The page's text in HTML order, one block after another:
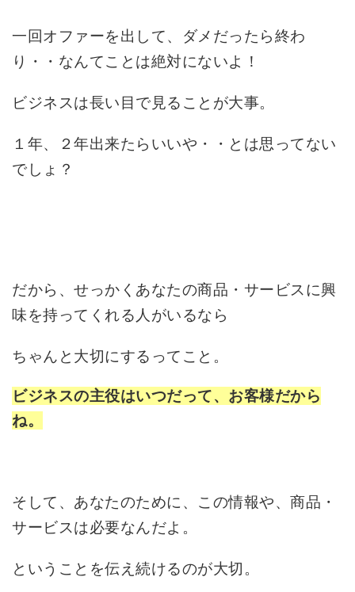
一回オファーを出して、ダメだったら終わ
り・・なんてことは絶対にないよ！
ビジネスは長い目で見ることが大事。
１年、２年出来たらいいや・・とは思ってない
でしょ？
だから、せっかくあなたの商品・サービスに興
味を持ってくれる人がいるなら
ちゃんと大切にするってこと。
ビジネスの主役はいつだって、お客様だから
ね。
そして、あなたのために、この情報や、商品・
サービスは必要なんだよ。
ということを伝え続けるのが大切。